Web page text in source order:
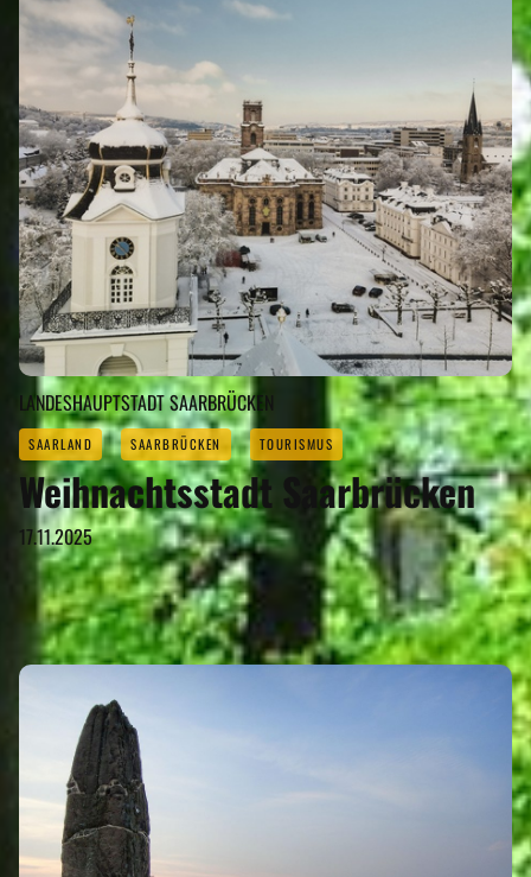
LANDESHAUPTSTADT SAARBRÜCKEN
SAARLAND SAARBRÜCKEN TOURISMUS
Weihnachtsstadt Saarbrücken
17.11.2025
SEHENSWERTES
Eigenen Eintrag kostenlos erstellen >